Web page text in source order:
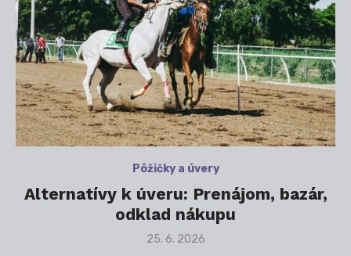
Pôžičky a úvery
Alternatívy k úveru: Prenájom, bazár,
odklad nákupu
Posted
25. 6. 2026